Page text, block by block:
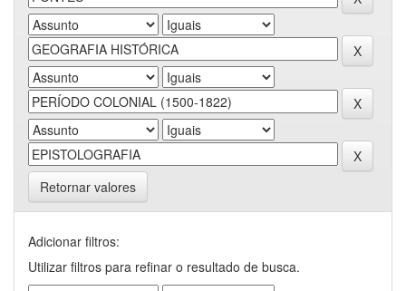
Retornar valores
Adicionar filtros:
Utilizar filtros para refinar o resultado de busca.